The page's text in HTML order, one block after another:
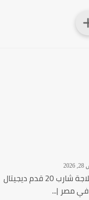
سعر ثلاجة شارب 20 قدم ديجيتال